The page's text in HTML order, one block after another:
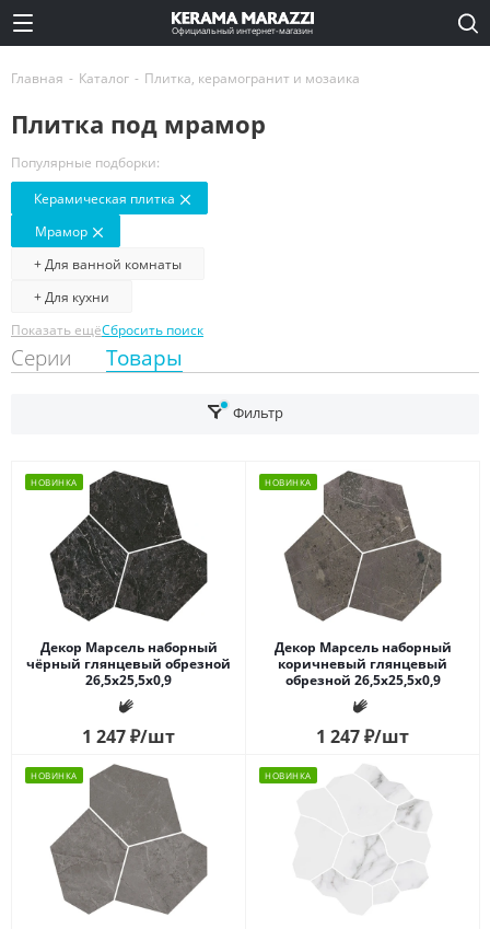
Официальный интернет-магазин
Главная - Каталог - Плитка, керамогранит и мозаика
Плитка под мрамор
Популярные подборки:
Керамическая плитка
Мрамор
+ Для ванной комнаты
+ Для кухни
Показать ещёСбросить поиск
Серии Товары
Фильтр
НОВИНКА
Декор Марсель наборный
чёрный глянцевый обрезной
26,5x25,5x0,9
1 247₽/шт
НОВИНКА
Декор Марсель наборный
коричневый глянцевый
обрезной 26,5x25,5x0,9
1 247₽/шт
НОВИНКА НОВИНКА